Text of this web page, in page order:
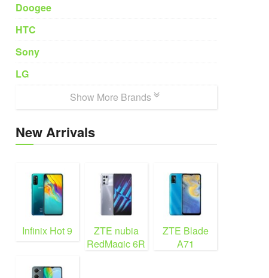
Doogee
HTC
Sony
LG
Show More Brands
New Arrivals
Infinix Hot 9
ZTE nubia
RedMagic 6R
ZTE Blade
A71